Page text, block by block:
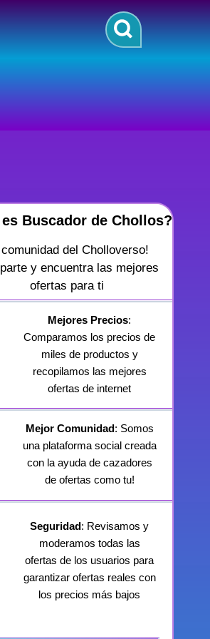
Buscador de Chollos?
del Cholloverso!
y encuentra las mejores
ofertas para ti
Mejores Precios:
Comparamos los precios de
miles de productos y
recopilamos las mejores
ofertas de internet
Mejor Comunidad: Somos
una plataforma social creada
con la ayuda de cazadores
de ofertas como tu!
Seguridad: Revisamos y
moderamos todas las
ofertas de los usuarios para
garantizar ofertas reales con
los precios más bajos